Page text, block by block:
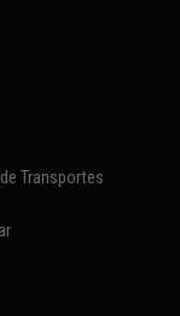
Transportes